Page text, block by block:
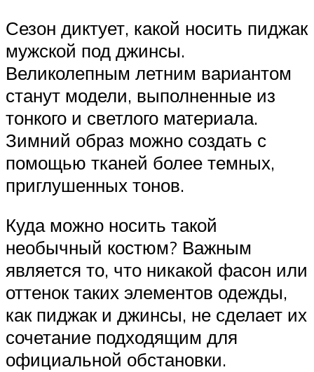
Сезон диктует, какой носить пиджак
мужской под джинсы.
Великолепным летним вариантом
станут модели, выполненные из
тонкого и светлого материала.
Зимний образ можно создать с
помощью тканей более темных,
приглушенных тонов.
Куда можно носить такой
необычный костюм? Важным
является то, что никакой фасон или
оттенок таких элементов одежды,
как пиджак и джинсы, не сделает их
сочетание подходящим для
официальной обстановки.